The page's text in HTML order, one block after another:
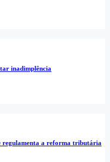
inadimplência
regulamenta a reforma tributária